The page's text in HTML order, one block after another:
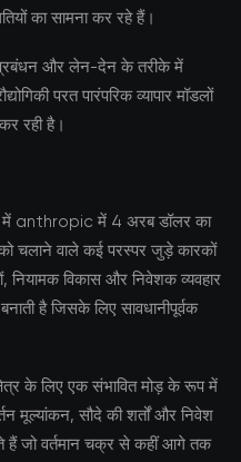
का सामना कर रहे हैं।
प्रबंधन और लेन-देन के तरीके में
परत पारंपरिक व्यापार मॉडलों
रही है।
में anthropic में 4 अरब डॉलर का
चलाने वाले कई परस्पर जुड़े कारकों
नियामक विकास और निवेशक व्यवहार
है जिसके लिए सावधानीपूर्वक
के लिए एक संभावित मोड़ के रूप में
मूल्यांकन, सौदे की शर्तों और निवेश
हैं जो वर्तमान चक्र से कहीं आगे तक